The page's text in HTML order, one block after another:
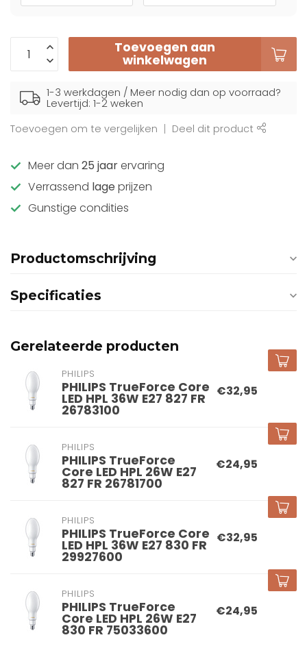
Toevoegen aan
winkelwagen
1-3 werkdagen / Meer nodig dan op voorraad?
Levertijd: 1-2 weken
Toevoegen om te vergelijken
Deel dit product
Meer dan 25 jaarervaring
Verrassend lage prijzen
Gunstige condities
Productomschrijving
Specificaties
Gerelateerde producten
PHILIPS
PHILIPS TrueForce Core
LED HPL 36W E27 827 FR
26783100
€32,95
PHILIPS
PHILIPS TrueForce
Core LED HPL 26W E27
827 FR 26781700
€24,95
PHILIPS
PHILIPS TrueForce Core
LED HPL 36W E27 830 FR
29927600
€32,95
PHILIPS
PHILIPS TrueForce
Core LED HPL 26W E27
830 FR 75033600
€24,95